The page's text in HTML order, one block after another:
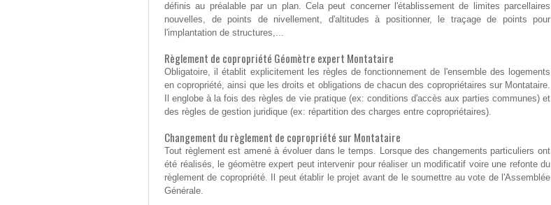
définis au préalable par un plan. Cela peut concerner l'établissement de limites parcellaires
nouvelles, de points de nivellement, d'altitudes à positionner, le traçage de points pour
l'implantation de structures,...
Règlement de copropriété Géomètre expert Montataire
Obligatoire, il établit explicitement les règles de fonctionnement de l'ensemble des logements
en copropriété, ainsi que les droits et obligations de chacun des copropriétaires sur Montataire.
Il englobe à la fois des règles de vie pratique (ex: conditions d'accès aux parties communes) et
des règles de gestion juridique (ex: répartition des charges entre copropriétaires).
Changement du règlement de copropriété sur Montataire
Tout règlement est amené à évoluer dans le temps. Lorsque des changements particuliers ont
été réalisés, le géomètre expert peut intervenir pour réaliser un modificatif voire une refonte du
règlement de copropriété. Il peut établir le projet avant de le soumettre au vote de l'Assemblée
Générale.